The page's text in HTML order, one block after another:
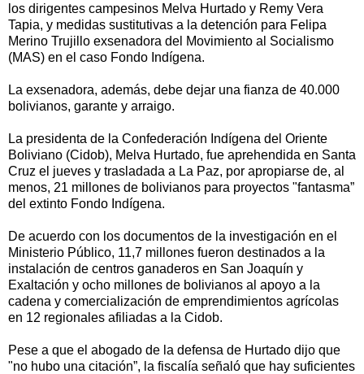
los dirigentes campesinos Melva Hurtado y Remy Vera
Tapia, y medidas sustitutivas a la detención para Felipa
Merino Trujillo exsenadora del Movimiento al Socialismo
(MAS) en el caso Fondo Indígena.
La exsenadora, además, debe dejar una fianza de 40.000
bolivianos, garante y arraigo.
La presidenta de la Confederación Indígena del Oriente
Boliviano (Cidob), Melva Hurtado, fue aprehendida en Santa
Cruz el jueves y trasladada a La Paz, por apropiarse de, al
menos, 21 millones de bolivianos para proyectos "fantasma”
del extinto Fondo Indígena.
De acuerdo con los documentos de la investigación en el
Ministerio Público, 11,7 millones fueron destinados a la
instalación de centros ganaderos en San Joaquín y
Exaltación y ocho millones de bolivianos al apoyo a la
cadena y comercialización de emprendimientos agrícolas
en 12 regionales afiliadas a la Cidob.
Pese a que el abogado de la defensa de Hurtado dijo que
"no hubo una citación”, la fiscalía señaló que hay suficientes